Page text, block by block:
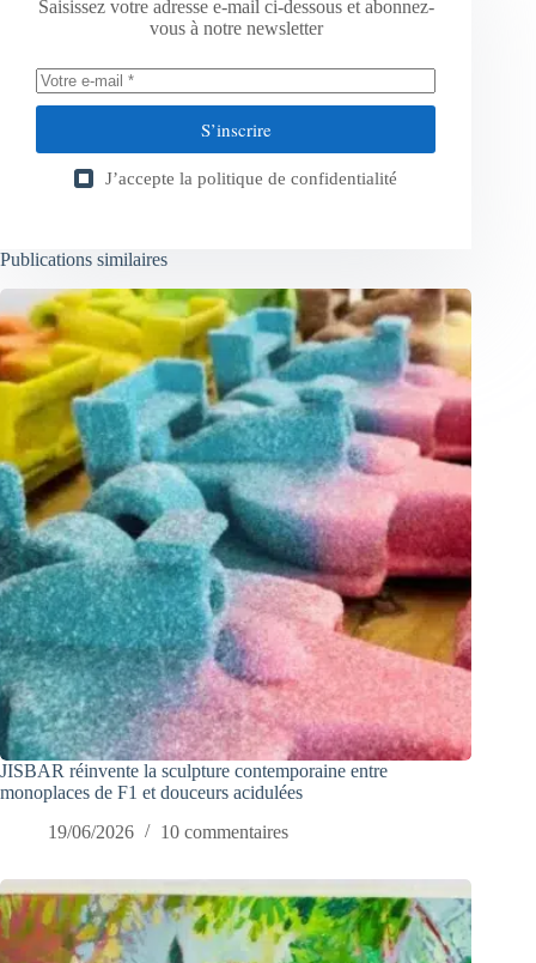
Saisissez votre adresse e-mail ci-dessous et abonnez-
vous à notre newsletter
S’inscrire
J’accepte la politique de confidentialité
Publications similaires
JISBAR réinvente la sculpture contemporaine entre
monoplaces de F1 et douceurs acidulées
19/06/2026
10 commentaires